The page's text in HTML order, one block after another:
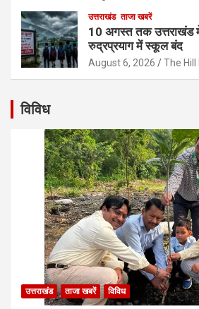
उत्तराखंड ताजा खबरें
10 अगस्त तक उत्तराखंड में
रुद्रप्रयाग में स्कूल बंद
August 6, 2026 The Hill
विविध
उत्तराखंड ताजा खबरें विविध